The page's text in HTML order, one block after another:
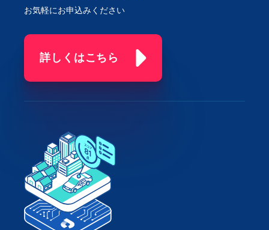
お気軽にお申込みください
詳しくはこちら